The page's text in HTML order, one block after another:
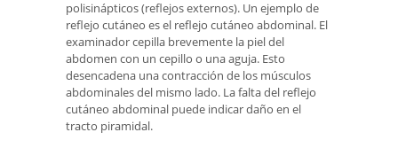
polisinápticos (reflejos externos). Un ejemplo de
reflejo cutáneo es el reflejo cutáneo abdominal. El
examinador cepilla brevemente la piel del
abdomen con un cepillo o una aguja. Esto
desencadena una contracción de los músculos
abdominales del mismo lado. La falta del reflejo
cutáneo abdominal puede indicar daño en el
tracto piramidal.